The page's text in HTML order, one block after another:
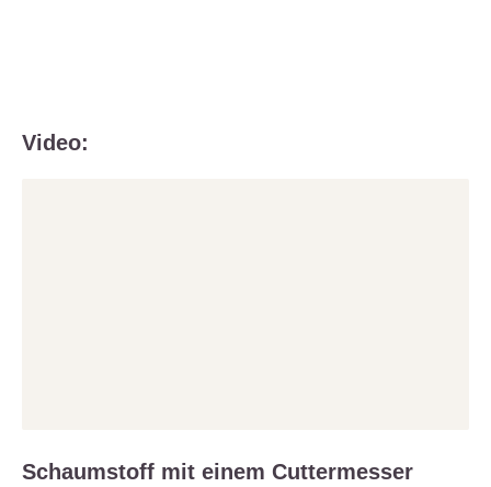
Video:
Schaumstoff mit einem Cuttermesser